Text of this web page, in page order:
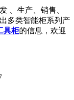
、生产、销售、
多类智能柜系列产
具柜的信息，欢迎